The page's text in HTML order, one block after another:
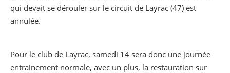
qui devait se dérouler sur le circuit de Layrac (47) est
annulée.
Pour le club de Layrac, samedi 14 sera donc une journée
entrainement normale, avec un plus, la restauration sur